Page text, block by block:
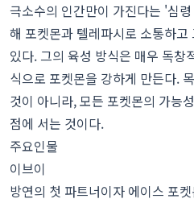
극소수의 인간만이 가진다는 '심
해 포켓몬과 텔레파시로 소통하
있다. 그의 육성 방식은 매우 독창
식으로 포켓몬을 강하게 만든다.
것이 아니라, 모든 포켓몬의 가능
점에 서는 것이다.
주요인물
이브이
방연의 첫 파트너이자 에이스 포